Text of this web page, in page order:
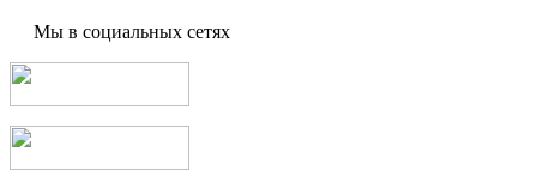
Мы в социальных сетях